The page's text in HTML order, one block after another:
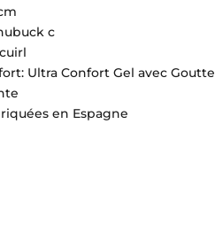
c
Ultra Confort Gel avec Goutte
en Espagne